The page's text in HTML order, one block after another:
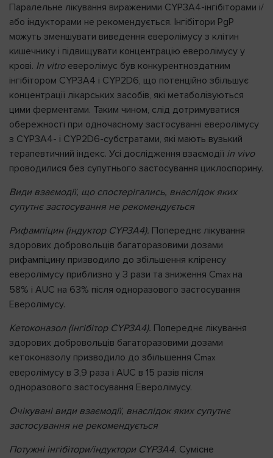
Паралельне лікування вираженими CYP3A4-інгібіторами і/
або індукторами не рекомендується. Інгібітори PgР
можуть зменшувати виведення еверолімусу з клітин
кишечнику і підвищувати концентрацію еверолімусу у
крові. In vitroеверолімус був конкурентноздатним
інгібітором CYP3A4 і CYP2D6, що потенційно збільшує
концентрації лікарських засобів, які метаболізуються
цими ферментами. Таким чином, слід дотримуватися
обережності при одночасному застосуванні еверолімусу
з CYP3A4- і CYP2D6-субстратами, які мають вузький
терапевтичний індекс. Усі дослідження взаємодії in vivo
проводилися без супутнього застосування циклоспорину.
Види взаємодії, що спостерігались, внаслідок яких
супутнє застосування не рекомендується
Рифампіцин (індуктор CYP3A4). Попереднє лікування
здорових добровольців багаторазовими дозами
рифампіцину призводило до збільшення кліренсу
еверолімусу приблизно у 3 рази та зниження Cmax на
58% і AUC на 63% після одноразового застосування
Еверолімусу.
Кетоконазол (інгібітор CYP3A4). Попереднє лікування
здорових добровольців багаторазовими дозами
кетоконазолу призводило до збільшення Cmax
еверолімусу в 3,9 раза і AUC в 15 разів після
одноразового застосування Еверолімусу.
Очікувані види взаємодії, внаслідок яких супутнє
застосування не рекомендується
Потужні інгібітори/індуктори CYP3A4. Сумісне